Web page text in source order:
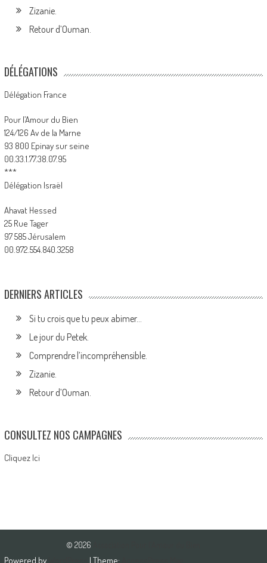
Zizanie.
Retour d’Ouman.
DÉLÉGATIONS
Délégation France
Pour l’Amour du Bien
124/126 Av de la Marne
93 800 Epinay sur seine
00.33.1.77.38.07.95
***
Délégation Israël
Ahavat Hessed
25 Rue Tager
97 585 Jérusalem
00.972.554.840.3258
DERNIERS ARTICLES
Si tu crois que tu peux abimer…
Le jour du Petek.
Comprendre l’incompréhensible.
Zizanie.
Retour d’Ouman.
CONSULTEZ NOS CAMPAGNES
Cliquez Ici
© 2026
Powered by | Theme: